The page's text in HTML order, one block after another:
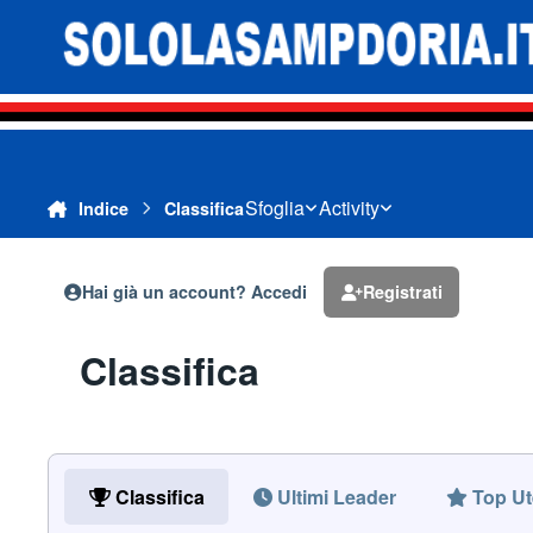
Indice ClassificaSfoglia Activity
Hai già un account? Accedi Registrati
Classifica
Classifica Ultimi Leader Top